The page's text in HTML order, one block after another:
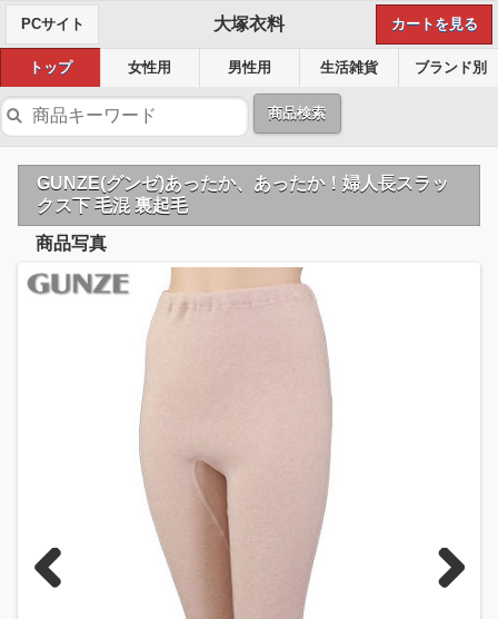
PCサイト 大塚衣料 カートを見る
トップ 女性用 男性用 生活雑貨 ブランド別
商品検索
GUNZE(グンゼ)あったか、あったか！婦人長スラッ
クス下 毛混 裏起毛
商品写真